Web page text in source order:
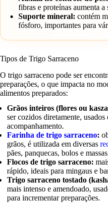
fibras e proteínas aumenta a
Suporte mineral: contém
fósforo, importantes para
Tipos de Trigo Sarraceno
O trigo sarraceno pode ser
preparações, o que impacta no
alimentos preparados:
Grãos inteiros (flores ou
ser cozidos diretamente,
acompanhamento.
Farinha de trigo sarraceno:
grãos, é utilizada em diversas
pães, panquecas, bolos e
Flocos de trigo sarraceno:
rápido, ideais para mingaus e
Trigo sarraceno tostado
mais intenso e amendoado,
para incrementar preparações.